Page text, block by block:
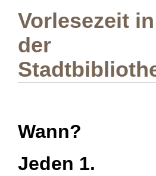
Vorlesezeit in
der
Wann?
Jeden 1.